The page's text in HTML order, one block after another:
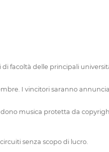
facoltà delle principali
I vincitori saranno
musica protetta da
senza scopo di lucro.